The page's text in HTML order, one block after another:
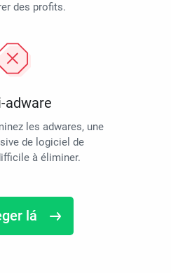
des profits.
adware
les adwares, une
de logiciel de
à éliminer.
lá